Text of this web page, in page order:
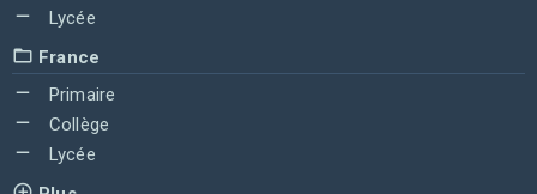
Lycée
France
Primaire
Collège
Lycée